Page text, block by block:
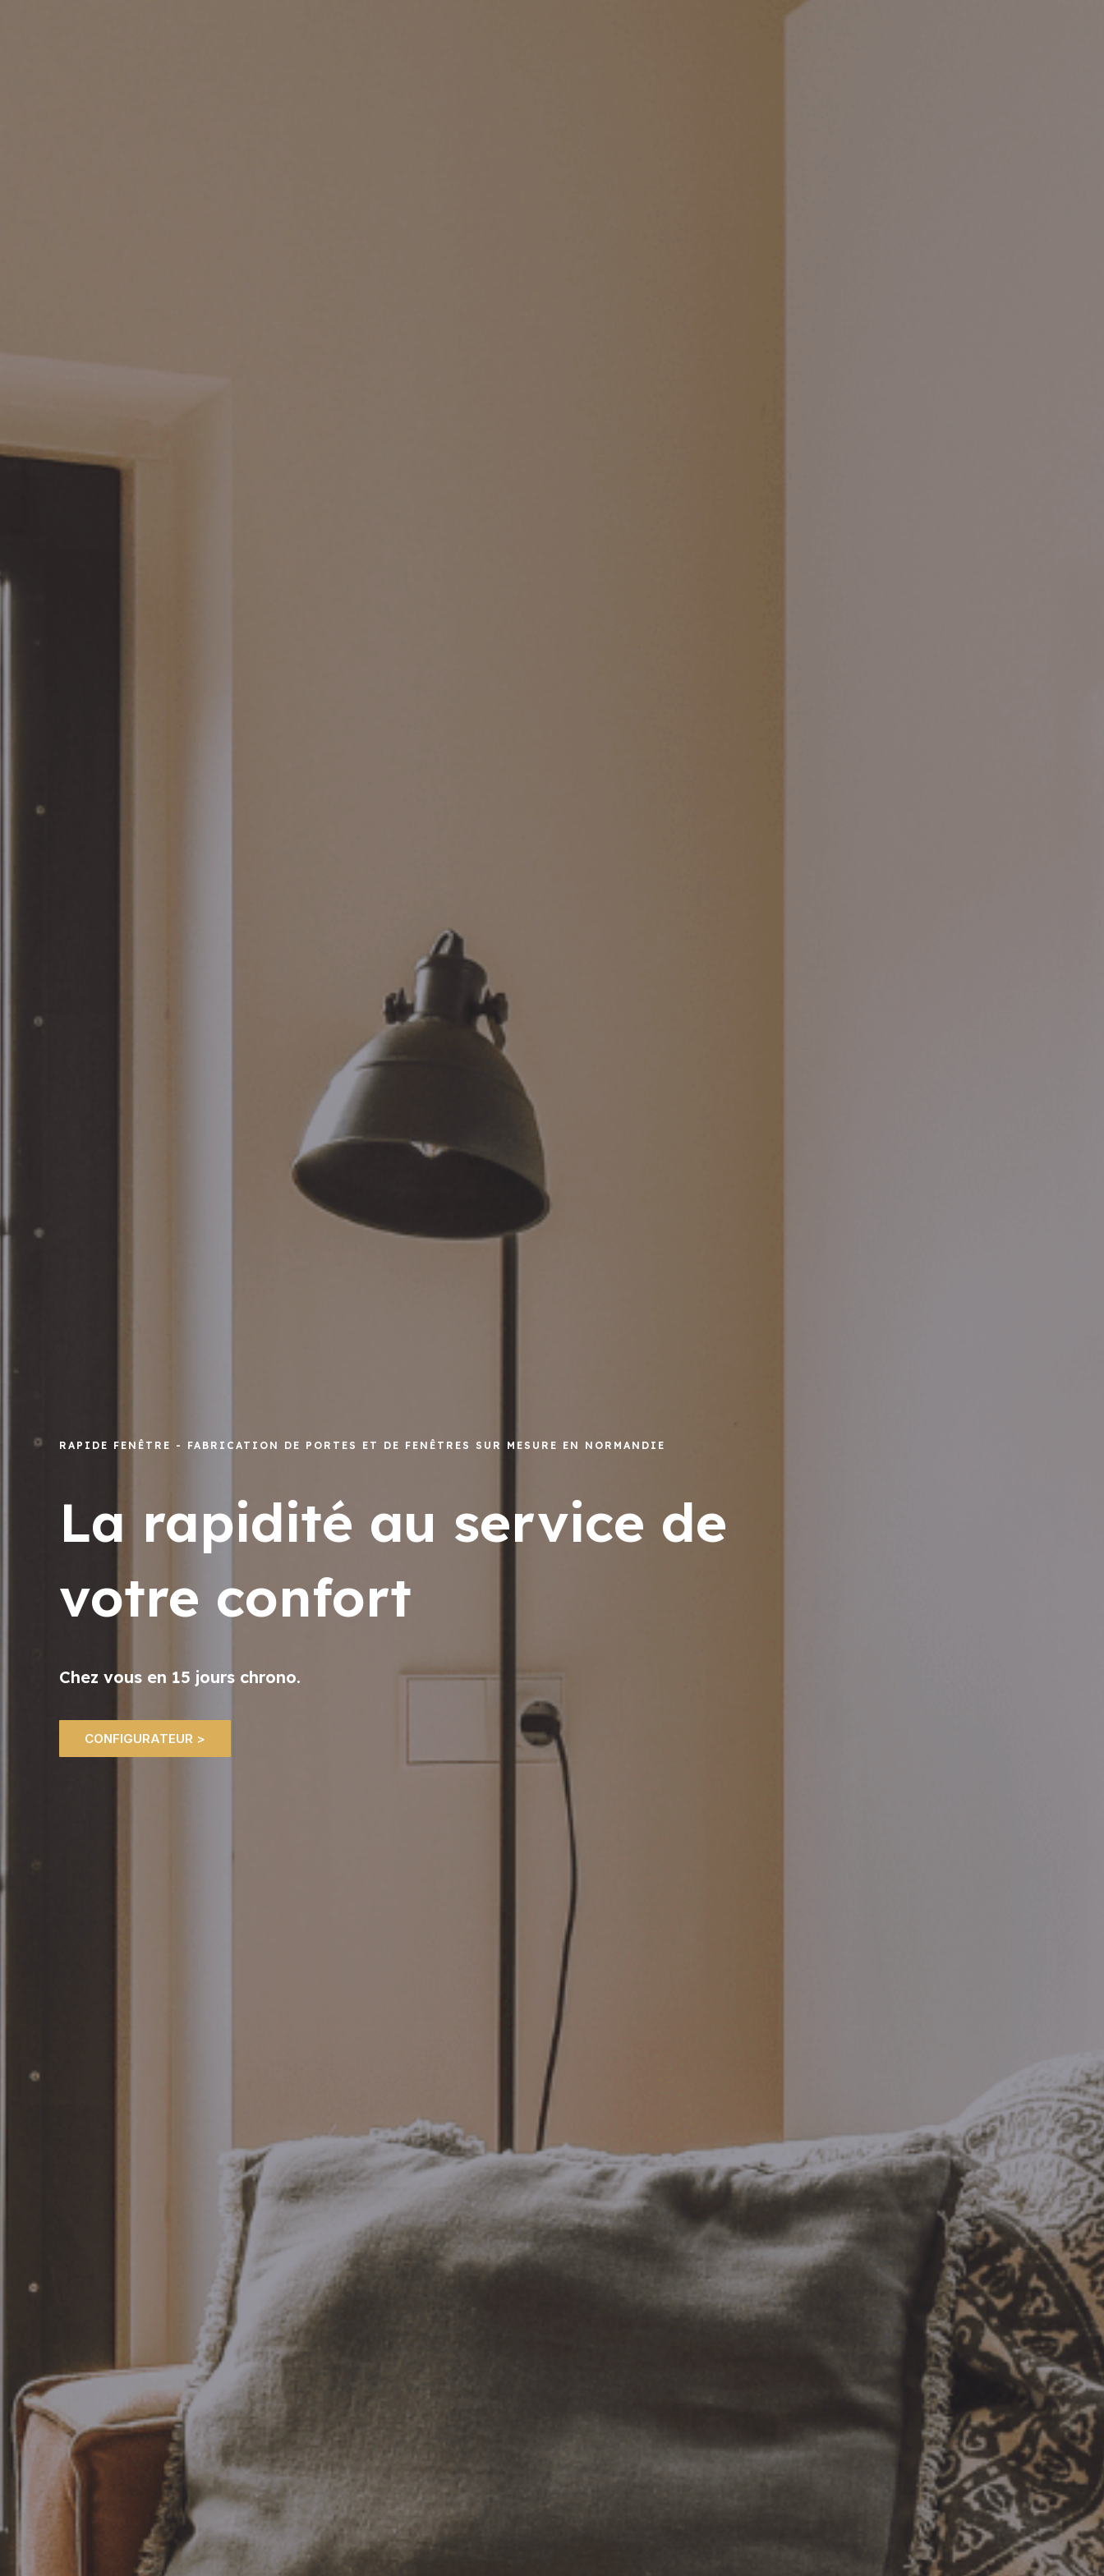
RAPIDE FENÊTRE - FABRICATION DE PORTES ET DE FENÊTRES SUR MESURE EN NORMANDIE
La rapidité au service de
votre confort
Chez vous en 15 jours chrono.
CONFIGURATEUR >